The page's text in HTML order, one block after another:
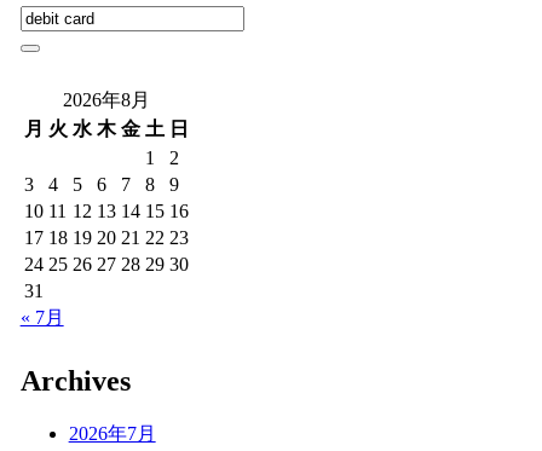
2026年8月
月 火 水 木 金 土 日
1
2
3
4 5 6 7 8
9
10 11 12 13 14 15 16
17 18 19 20 21 22 23
24 25 26 27 28 29 30
31
« 7月
Archives
2026年7月